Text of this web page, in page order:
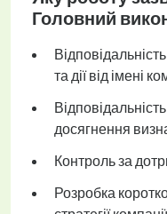
Головний
та дії від імені
досягнення
Контроль за
Розробка